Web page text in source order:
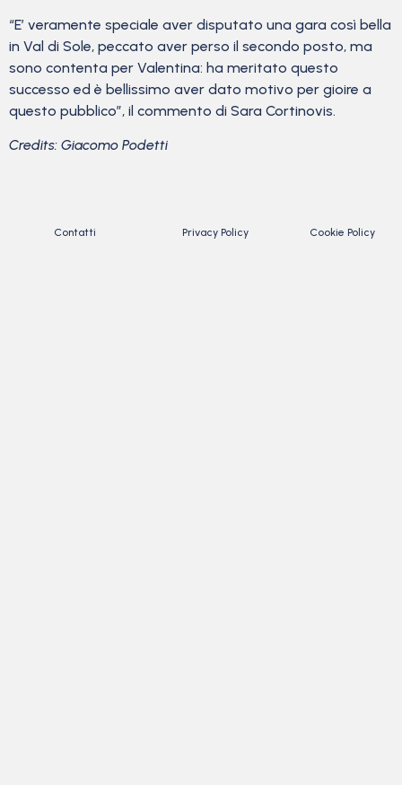
“E’ veramente speciale aver disputato una gara così bella
in Val di Sole, peccato aver perso il secondo posto, ma
sono contenta per Valentina: ha meritato questo
successo ed è bellissimo aver dato motivo per gioire a
questo pubblico”, il commento di Sara Cortinovis.
Credits: Giacomo Podetti
Contatti Privacy Policy Cookie Policy